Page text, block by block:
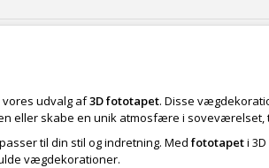
vores udvalg af3D fototapet. Disse
eller skabe en unik atmosfære i
til din stil og indretning. Med fototapeti
vægdekorationer.